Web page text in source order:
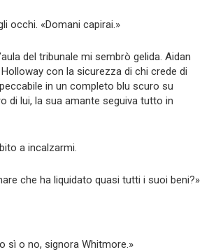
occhi. «Domani capirai.»
del tribunale mi sembrò gelida. Aidan
con la sicurezza di chi crede di
in un completo blu scuro su
di lui, la sua amante seguiva tutto in
a incalzarmi.
che ha liquidato quasi tutti i suoi beni?»
sì o no, signora Whitmore.»